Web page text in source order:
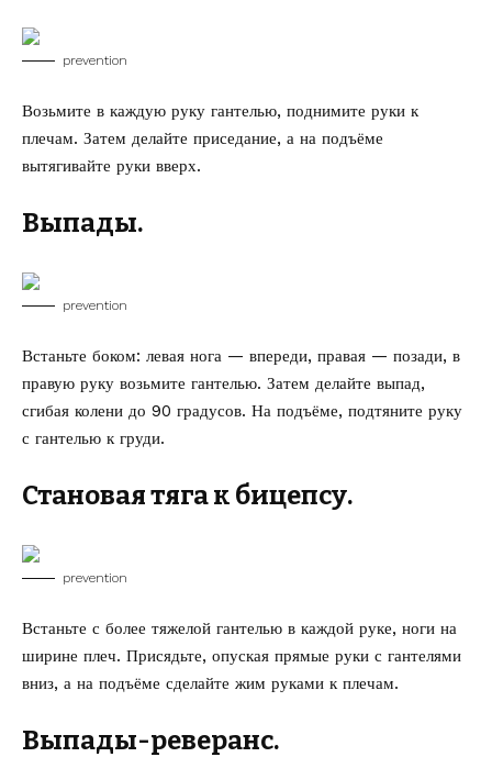
prevention
Возьмите в каждую руку гантелью, поднимите руки к
плечам. Затем делайте приседание, а на подъёме
вытягивайте руки вверх.
Выпады.
prevention
Встаньте боком: левая нога — впереди, правая — позади, в
правую руку возьмите гантелью. Затем делайте выпад,
сгибая колени до 90 градусов. На подъёме, подтяните руку
с гантелью к груди.
Становая тяга к бицепсу.
prevention
Встаньте с более тяжелой гантелью в каждой руке, ноги на
ширине плеч. Присядьте, опуская прямые руки с гантелями
вниз, а на подъёме сделайте жим руками к плечам.
Выпады-реверанс.